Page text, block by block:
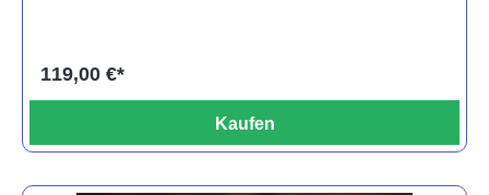
119,00 €*
Kaufen